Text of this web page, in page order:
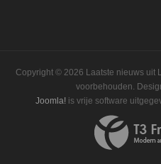
Copyright © 2026 Laatste nieuws uit
voorbehouden.
Joomla! is vrije software